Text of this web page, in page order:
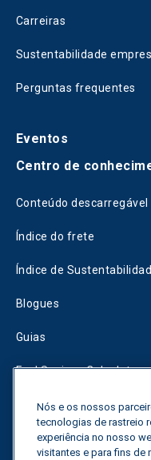
Carreiras
Sustentabilidade
Perguntas frequentes
Eventos
Centro de
Conteúdo descarregável
Índice do frete
Índice de
Blogues
Guias
Fuel Savings Calculator
Calculadora de
Rastreador de tarifas
Nós e os nossos
tecnologias de rastreio
experiência no nosso
visitantes e para fins de